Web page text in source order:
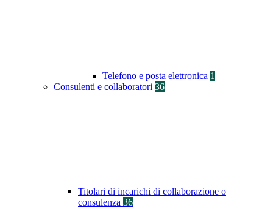
Telefono e posta elettronica 1
Consulenti e collaboratori 36
Titolari di incarichi di collaborazione o
consulenza 36